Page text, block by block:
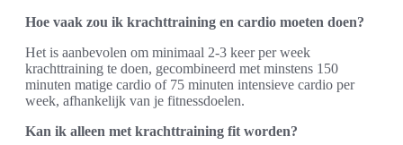
Hoe vaak zou ik krachttraining en cardio moeten doen?
Het is aanbevolen om minimaal 2-3 keer per week
krachttraining te doen, gecombineerd met minstens 150
minuten matige cardio of 75 minuten intensieve cardio per
week, afhankelijk van je fitnessdoelen.
Kan ik alleen met krachttraining fit worden?